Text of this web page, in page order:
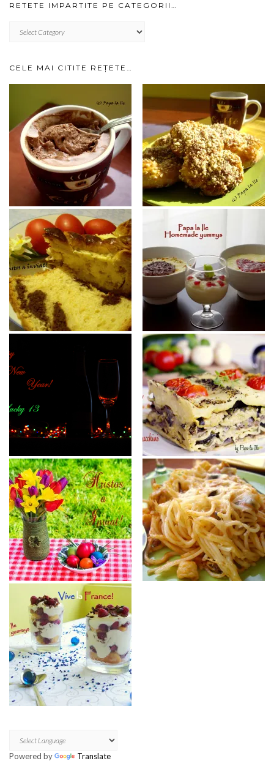
RETETE IMPARTITE PE CATEGORII…
IMPARTITE
CELE MAI CITITE REȚETE…
Powered by Translate